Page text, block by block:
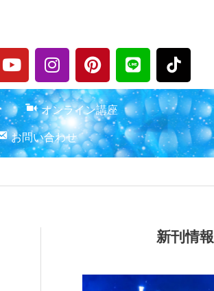
Y
o
u
t
u
b
e
I
n
s
t
a
g
r
m
P
i
n
t
e
r
e
t
L
i
n
e
オンライン講座
お問い合わせ
新刊情報